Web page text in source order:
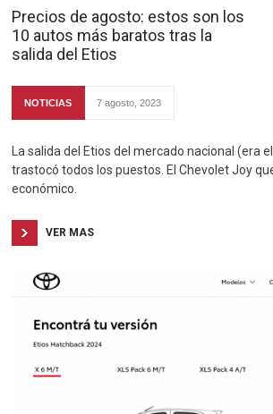
Precios de agosto: estos son los
10 autos más baratos tras la
salida del Etios
NOTICIAS 7 agosto, 2023
La salida del Etios del mercado nacional (era
trastocó todos los puestos. El Chevolet Joy
económico.
VER MAS